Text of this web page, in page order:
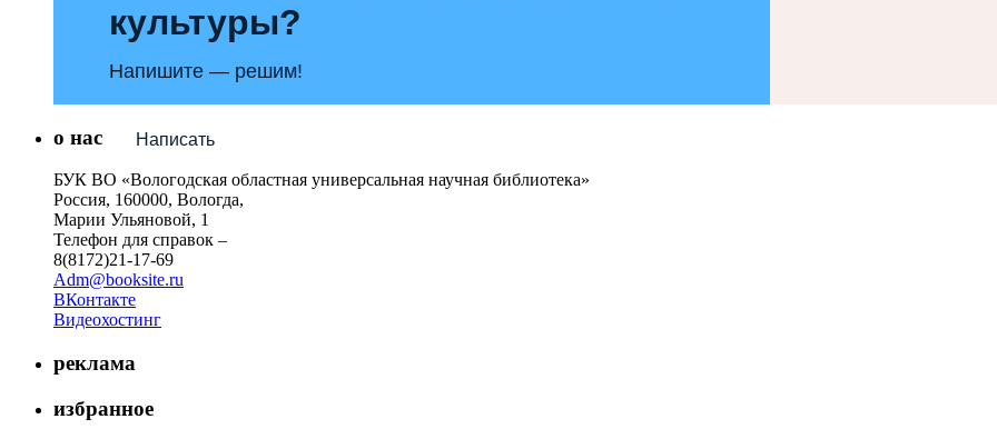
культуры?
Напишите — решим!
Написать
о нас
БУК ВО «Вологодская областная универсальная научная библиотека»
Россия, 160000, Вологда,
Марии Ульяновой, 1
Телефон для справок –
8(8172)21-17-69
Adm@booksite.ru
ВКонтакте
Видеохостинг
реклама
избранное